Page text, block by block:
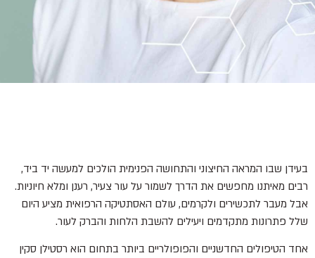
בעידן שבו המראה החיצוני והתחושה הפנימית הולכים למעשה יד ביד,
רבים מאיתנו מחפשים את הדרך לשמור על עור צעיר, רענן ומלא חיוניות.
אבל מעבר לתכשירים ולקרמים, עולם האסתטיקה הרפואית מציע היום
שלל פתרונות מתקדמים ויעילים להשבת הלחות והברק לעור.
אחד הטיפולים החדשניים והפופולריים ביותר בתחום הוא רסטילן סקין